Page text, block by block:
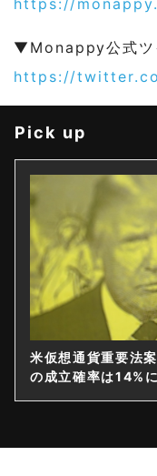
https://
▼Monappy公式ツ
https://
Pick up
米仮想通貨重要法
の成立確率は14%に